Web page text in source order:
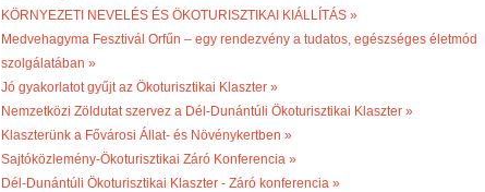
KÖRNYEZETI NEVELÉS ÉS ÖKOTURISZTIKAI KIÁLLÍTÁS »
Medvehagyma Fesztivál Orfűn – egy rendezvény a tudatos, egészséges életmód
szolgálatában »
Jó gyakorlatot gyűjt az Ökoturisztikai Klaszter »
Nemzetközi Zöldutat szervez a Dél-Dunántúli Ökoturisztikai Klaszter »
Klaszterünk a Fővárosi Állat- és Növénykertben »
Sajtóközlemény-Ökoturisztikai Záró Konferencia »
Dél-Dunántúli Ökoturisztikai Klaszter - Záró konferencia »